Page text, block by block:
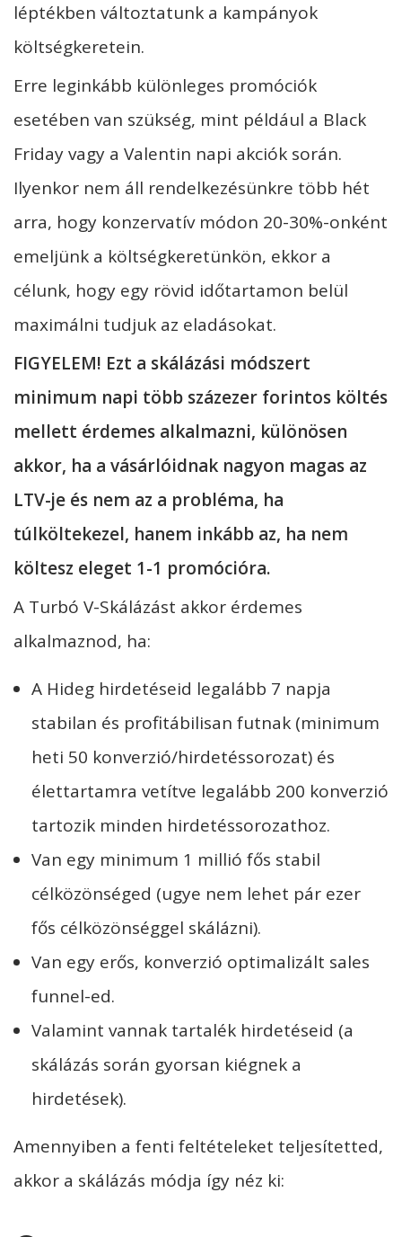
léptékben változtatunk a kampányok
költségkeretein.
Erre leginkább különleges promóciók
esetében van szükség, mint például a Black
Friday vagy a Valentin napi akciók során.
Ilyenkor nem áll rendelkezésünkre több hét
arra, hogy konzervatív módon 20-30%-onként
emeljünk a költségkeretünkön, ekkor a
célunk, hogy egy rövid időtartamon belül
maximálni tudjuk az eladásokat.
FIGYELEM! Ezt a skálázási módszert
minimum napi több százezer forintos költés
mellett érdemes alkalmazni, különösen
akkor, ha a vásárlóidnak nagyon magas az
LTV-je és nem az a probléma, ha
túlköltekezel, hanem inkább az, ha nem
költesz eleget 1-1 promócióra.
A Turbó V-Skálázást akkor érdemes
alkalmaznod, ha:
A Hideg hirdetéseid legalább 7 napja
stabilan és profitábilisan futnak (minimum
heti 50 konverzió/hirdetéssorozat) és
élettartamra vetítve legalább 200 konverzió
tartozik minden hirdetéssorozathoz.
Van egy minimum 1 millió fős stabil
célközönséged (ugye nem lehet pár ezer
fős célközönséggel skálázni).
Van egy erős, konverzió optimalizált sales
funnel-ed.
Valamint vannak tartalék hirdetéseid (a
skálázás során gyorsan kiégnek a
hirdetések).
Amennyiben a fenti feltételeket teljesítetted,
akkor a skálázás módja így néz ki: